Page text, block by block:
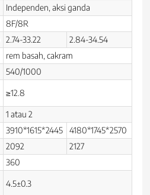
Independen, aksi ganda
8F/8R
2.74-33.22
2.84-34.54
rem basah, cakram
540/1000
≥12.8
1 atau 2
3910*1615*2445
4180*1745*2570
2092
2127
360
4.5±0.3